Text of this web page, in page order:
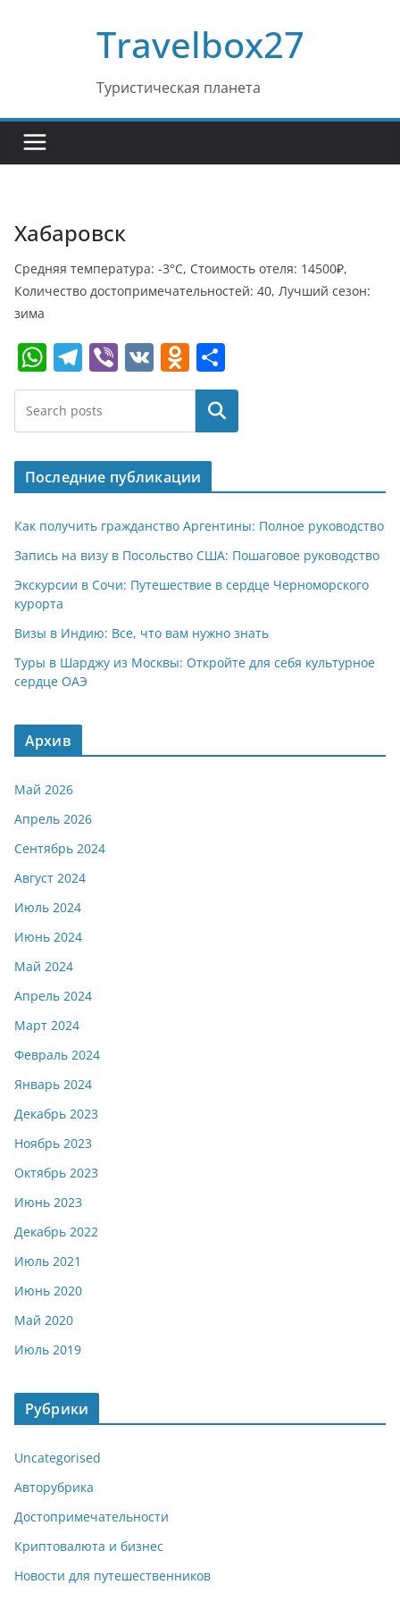
Travelbox27
Туристическая планета
Хабаровск
Средняя температура: -3°C, Стоимость отеля: 14500₽,
Количество достопримечательностей: 40, Лучший сезон:
зима
W
h
at
s
A
p
p
T
el
e
gr
a
m
Vi
b
V
K
O
d
o
kl
a
ss
ni
ki
т
п
р
в
и
т
ь
Поиск
Последние публикации
Как получить гражданство Аргентины: Полное руководство
Запись на визу в Посольство США: Пошаговое руководство
Экскурсии в Сочи: Путешествие в сердце Черноморского
курорта
Визы в Индию: Все, что вам нужно знать
Туры в Шарджу из Москвы: Откройте для себя культурное
сердце ОАЭ
Архив
Май 2026
Апрель 2026
Сентябрь 2024
Август 2024
Июль 2024
Июнь 2024
Май 2024
Апрель 2024
Март 2024
Февраль 2024
Январь 2024
Декабрь 2023
Ноябрь 2023
Октябрь 2023
Июнь 2023
Декабрь 2022
Июль 2021
Июнь 2020
Май 2020
Июль 2019
Рубрики
Uncategorised
Авторубрика
Достопримечательности
Криптовалюта и бизнес
Новости для путешественников